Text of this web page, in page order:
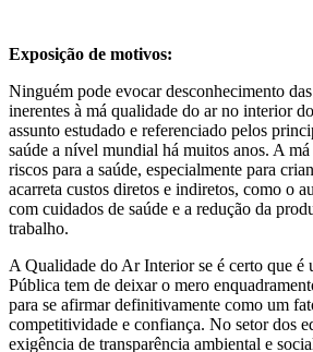
Exposição de motivos:
Ninguém pode evocar desconhecimento
inerentes à má qualidade do ar no interior
assunto estudado e referenciado pelos
saúde a nível mundial há muitos anos. A
riscos para a saúde, especialmente para
acarreta custos diretos e indiretos, como o
com cuidados de saúde e a redução da
trabalho.
A Qualidade do Ar Interior se é certo que é
Pública tem de deixar o mero
para se afirmar definitivamente como um
competitividade e confiança. No setor dos
exigência de transparência ambiental e